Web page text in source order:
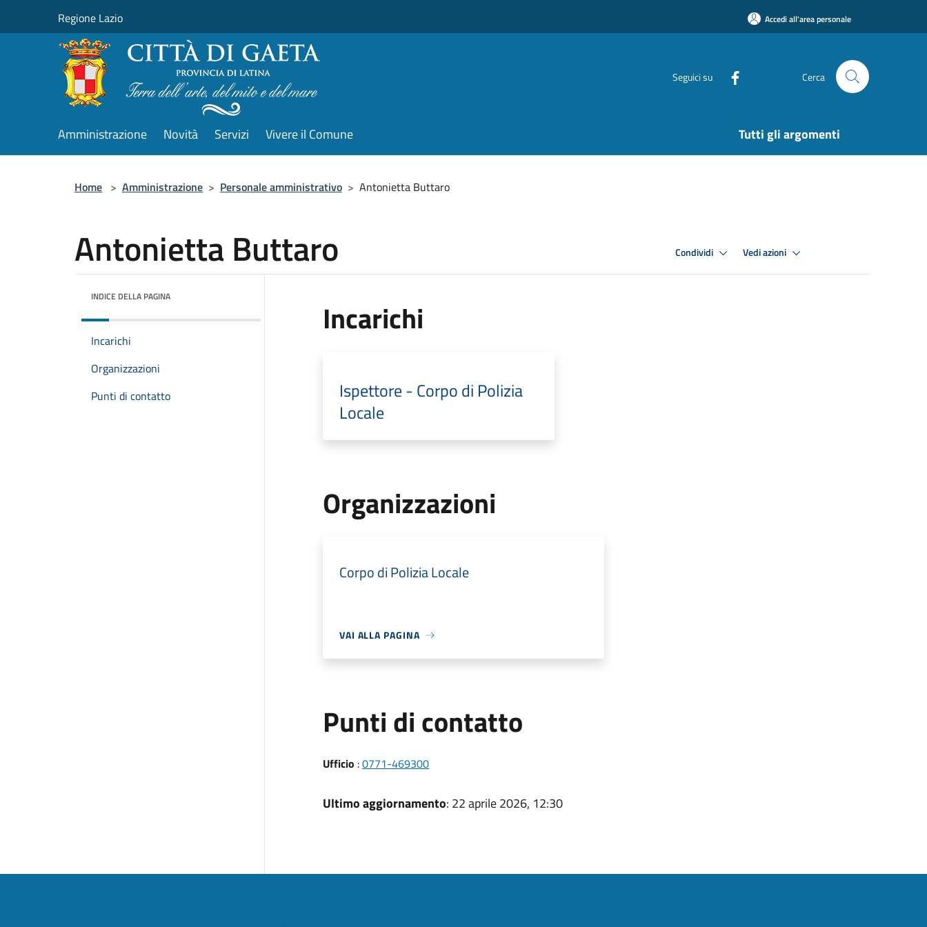
Regione Lazio Accedi all'area personale
Seguici su Cerca
Amministrazione Novità Servizi Vivere il Comune Tutti gli argomenti
Home > Amministrazione > Personale amministrativo > Antonietta Buttaro
Antonietta Buttaro Condividi Vedi azioni
INDICE DELLA PAGINA
Incarichi
Organizzazioni
Punti di contatto
Incarichi
Ispettore - Corpo di Polizia
Locale
Organizzazioni
Corpo di Polizia Locale
VAI ALLA PAGINA
Punti di contatto
Ufficio :0771-469300
Ultimo aggiornamento: 22 aprile 2026, 12:30